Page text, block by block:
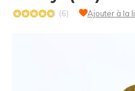
(6) Ajouter à la